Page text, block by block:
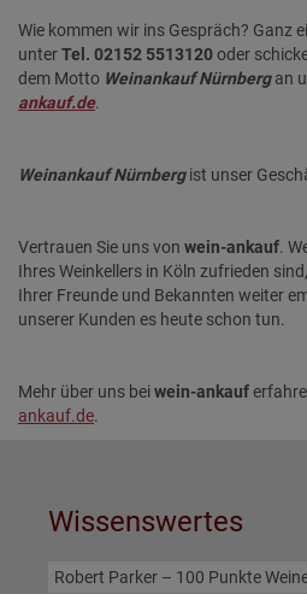
Wie kommen wir ins Gespräch? Ganz
unterTel. 02152 5513120oder
dem Motto Weinankauf Nürnbergan
ankauf.de.
Weinankauf Nürnbergist unser
Vertrauen Sie uns von wein-ankauf.
Ihres Weinkellers in Köln zufrieden
Ihrer Freunde und Bekannten weiter
unserer Kunden es heute schon tun.
Mehr über uns beiwein-ankauf
ankauf.de.
Wissenswertes
Robert Parker – 100 Punkte